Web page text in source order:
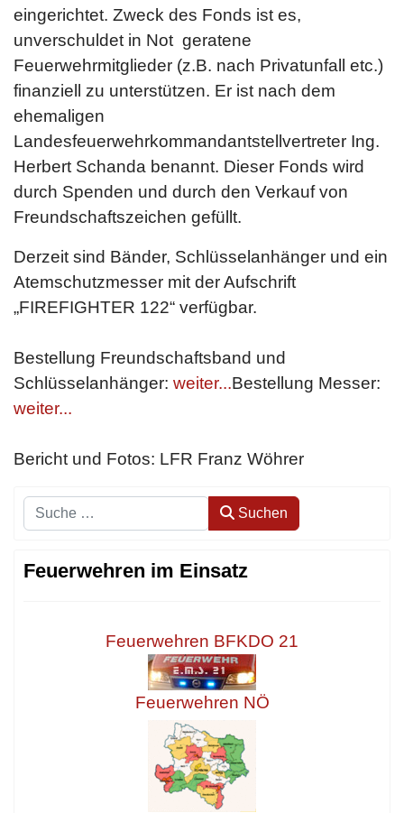
eingerichtet. Zweck des Fonds ist es,
unverschuldet in Not geratene
Feuerwehrmitglieder (z.B. nach Privatunfall etc.)
finanziell zu unterstützen. Er ist nach dem
ehemaligen
Landesfeuerwehrkommandantstellvertreter Ing.
Herbert Schanda benannt. Dieser Fonds wird
durch Spenden und durch den Verkauf von
Freundschaftszeichen gefüllt.
Derzeit sind Bänder, Schlüsselanhänger und ein
Atemschutzmesser mit der Aufschrift
„FIREFIGHTER 122“ verfügbar.
Bestellung Freundschaftsband und
Schlüsselanhänger: weiter...Bestellung Messer:
weiter...
Bericht und Fotos: LFR Franz Wöhrer
Suchen Suchen
Feuerwehren im Einsatz
Feuerwehren BFKDO 21
Feuerwehren NÖ